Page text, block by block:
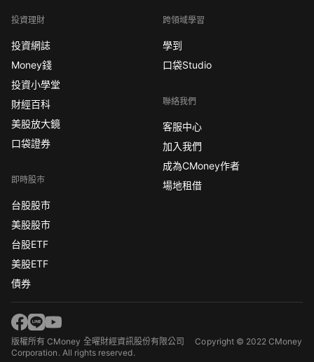
投資理財
投資網誌
Money錢
投資小學堂
財經百科
美股放大鏡
口袋證券
即時股市
台股股市
美股股市
台股ETF
美股ETF
債券
跨領域學習
學到
口袋Studio
聯絡我們
客服中心
加入我們
成為CMoney作者
場地租借
版權所有 CMoney 全曜財經資訊股份有限公司Copyright © 2022 CMoney
Corporation. All rights reserved.